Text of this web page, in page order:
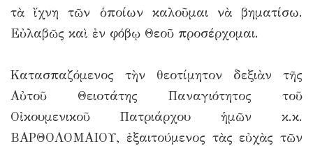
τὰ ἴχνη τῶν ὁποίων καλοῦμαι νὰ βηματίσω.
Εὐλαβῶς καὶ ἐν φόβῳ Θεοῦ προσέρχομαι.
Κατασπαζόμενος τὴν θεοτίμητον δεξιὰν τῆς
Αὐτοῦ Θειοτάτης Παναγιότητος τοῦ
Οἰκουμενικοῦ Πατριάρχου ἡμῶν κ.κ.
ΒΑΡΘΟΛΟΜΑΙΟΥ, ἐξαιτούμενος τὰς εὐχὰς τῶν